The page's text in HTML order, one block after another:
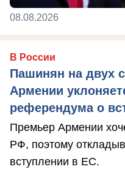
08.08.2026
В России
Пашинян на двух
Армении
референдума о
Премьер Армении
РФ, поэтому
вступлении в ЕС.